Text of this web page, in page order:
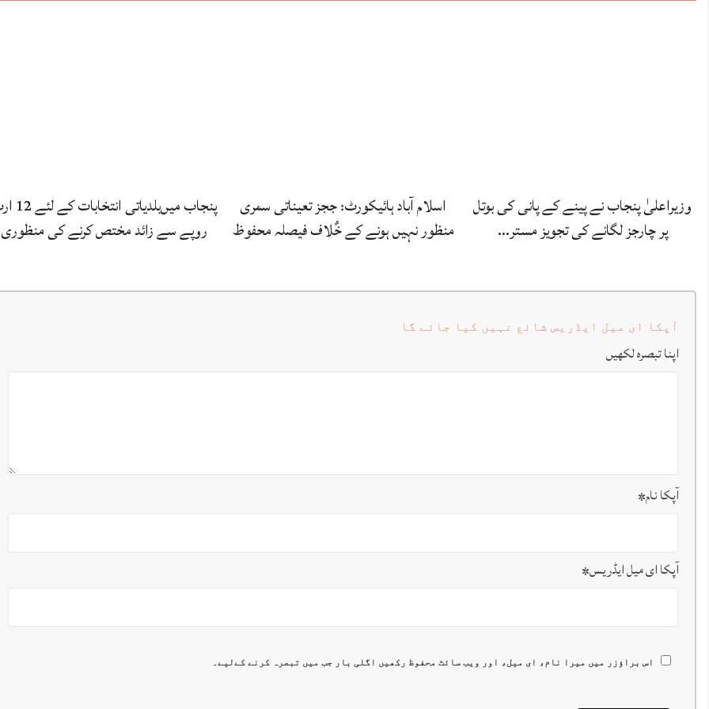
وزیراعلیٰ پنجاب نے پینے کے پانی کی بوتل
پر چارجز لگانے کی تجویز مستر…
اسلام آباد ہائیکورٹ: ججز تعیناتی سمری
منظور نہیں‌ ہونے کے خٌلاف فیصلہ محفوظ
پنجاب
روپے سے زائد مختص کرنے کی منظوری
آپکا ای میل ایڈریس شائع نہیں کیا جائے گا
اپنا تبصرہ لکھیں
آپکا نام*
آپکا ای میل ایڈریس*
اس براؤزر میں میرا نام، ای میل، اور ویب سائٹ محفوظ رکھیں اگلی بار جب میں تبصرہ کرنے کےلیے۔